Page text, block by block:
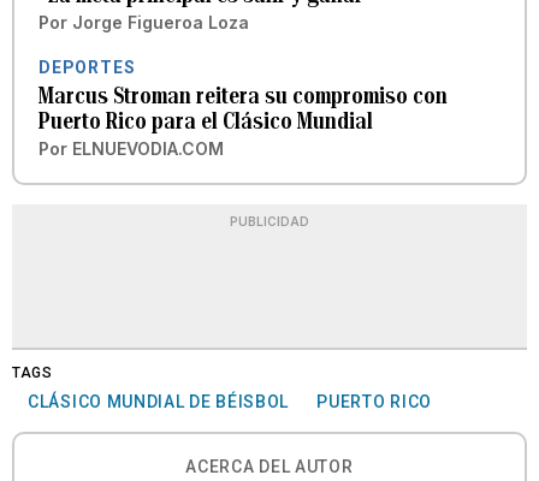
Por Jorge Figueroa Loza
DEPORTES
Marcus Stroman reitera su compromiso con
Puerto Rico para el Clásico Mundial
Por ELNUEVODIA.COM
PUBLICIDAD
TAGS
CLÁSICO MUNDIAL DE BÉISBOL PUERTO RICO
ACERCA DEL AUTOR